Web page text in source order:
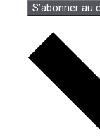
S’abonner au